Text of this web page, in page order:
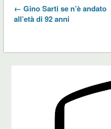
← Gino Sarti se n’è andato
all’età di 92 anni